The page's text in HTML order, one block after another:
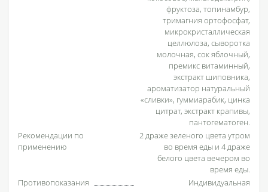
фруктоза, топинамбур,
тримагния ортофосфат,
микрокристаллическая
целлюлоза, сыворотка
молочная, сок яблочный,
премикс витаминный,
экстракт шиповника,
ароматизатор натуральный
«сливки», гуммиарабик, цинка
цитрат, экстракт крапивы,
пантогематоген.
Рекомендации по
применению
2 драже зеленого цвета утром
во время еды и 4 драже
белого цвета вечером во
время еды.
Противопоказания
Индивидуальная